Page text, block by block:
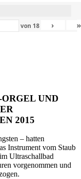
von 18 › »
UND
2015
– hatten
Instrument vom Staub
Ultraschallbad
vorgenommen und